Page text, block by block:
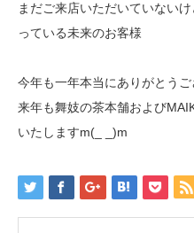
まだご来店いただいていない
っている未来のお客様
今年も一年本当にありがとうご
来年も舞妓の茶本舗および
いたしますm(_ _)m